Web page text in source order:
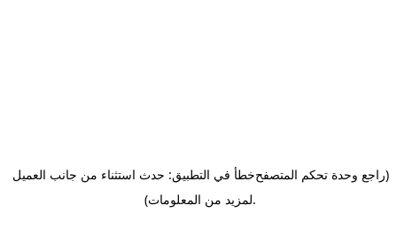
خطأ في التطبيق: حدث استثناء من جانب العميل(راجع وحدة تحكم المتصفح
لمزيد من المعلومات).